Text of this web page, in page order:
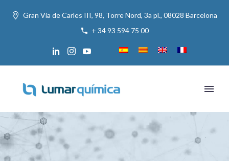
Gran Via de Carles III, 98, Torre Nord, 3a pl., 08028 Barcelona
+ 34 93 594 75 00